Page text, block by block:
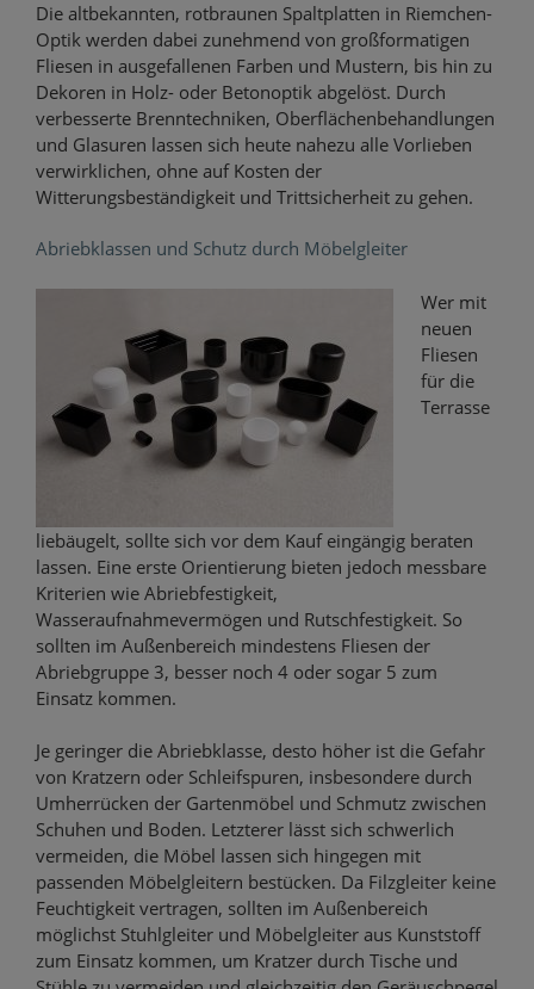
Die altbekannten, rotbraunen Spaltplatten in Riemchen-
Optik werden dabei zunehmend von großformatigen
Fliesen in ausgefallenen Farben und Mustern, bis hin zu
Dekoren in Holz- oder Betonoptik abgelöst. Durch
verbesserte Brenntechniken, Oberflächenbehandlungen
und Glasuren lassen sich heute nahezu alle Vorlieben
verwirklichen, ohne auf Kosten der
Witterungsbeständigkeit und Trittsicherheit zu gehen.
Abriebklassen und Schutz durch Möbelgleiter
Wer mit
neuen
Fliesen
für die
Terrasse
liebäugelt, sollte sich vor dem Kauf eingängig beraten
lassen. Eine erste Orientierung bieten jedoch messbare
Kriterien wie Abriebfestigkeit,
Wasseraufnahmevermögen und Rutschfestigkeit. So
sollten im Außenbereich mindestens Fliesen der
Abriebgruppe 3, besser noch 4 oder sogar 5 zum
Einsatz kommen.
Je geringer die Abriebklasse, desto höher ist die Gefahr
von Kratzern oder Schleifspuren, insbesondere durch
Umherrücken der Gartenmöbel und Schmutz zwischen
Schuhen und Boden. Letzterer lässt sich schwerlich
vermeiden, die Möbel lassen sich hingegen mit
passenden Möbelgleitern bestücken. Da Filzgleiter keine
Feuchtigkeit vertragen, sollten im Außenbereich
möglichst Stuhlgleiter und Möbelgleiter aus Kunststoff
zum Einsatz kommen, um Kratzer durch Tische und